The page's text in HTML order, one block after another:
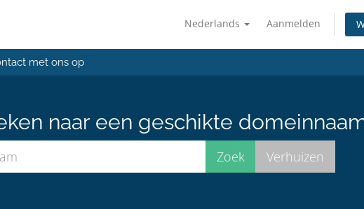
Nederlands Aanmelden
met ons op
naar een geschikte